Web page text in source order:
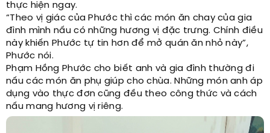
thực hiện ngay.
“Theo vị giác của Phước thì các món ăn chay của gia
đình mình nấu có những hương vị đặc trưng. Chính điều
này khiến Phước tự tin hơn để mở quán ăn nhỏ này”,
Phước nói.
Phạm Hồng Phước cho biết anh và gia đình thường đi
nấu các món ăn phụ giúp cho chùa. Những món anh áp
dụng vào thực đơn cũng đều theo công thức và cách
nấu mang hương vị riêng.